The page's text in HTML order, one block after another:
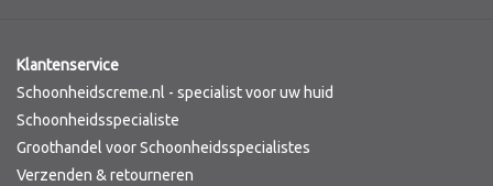
Klantenservice
Schoonheidscreme.nl - specialist voor uw huid
Schoonheidsspecialiste
Groothandel voor Schoonheidsspecialistes
Verzenden & retourneren